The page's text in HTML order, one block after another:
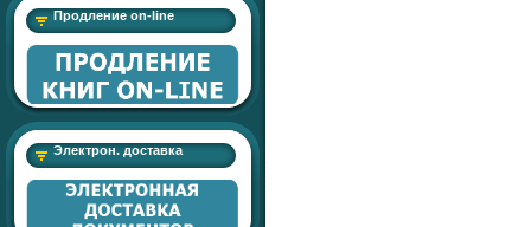
Продление on-line
Электрон. доставка